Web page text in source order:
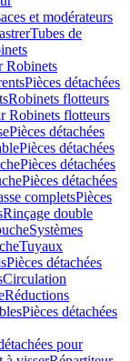
et modérateurs
Tubes de
Robinets
Pièces détachées
Robinets flotteurs
Robinets flotteurs
Pièces détachées
Pièces détachées
Pièces détachées
Pièces détachées
completsPièces
Rinçage double
Systèmes
Tuyaux
Pièces détachées
Circulation
Réductions
Pièces détachées
pour